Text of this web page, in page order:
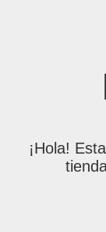
¡Hola!